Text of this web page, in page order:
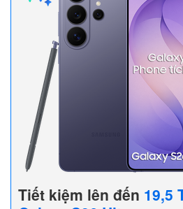
Tiết kiệm lên đến 19,5